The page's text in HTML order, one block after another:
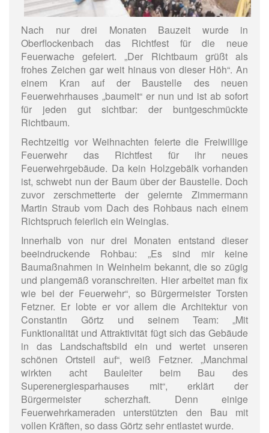
Nach nur drei Monaten Bauzeit wurde in
Oberflockenbach das Richtfest für die neue
Feuerwache gefeiert. „Der Richtbaum grüßt als
frohes Zeichen gar weit hinaus von dieser Höh“. An
einem Kran auf der Baustelle des neuen
Feuerwehrhauses „baumelt“ er nun und ist ab sofort
für jeden gut sichtbar: der buntgeschmückte
Richtbaum.
Rechtzeitig vor Weihnachten feierte die Freiwillige
Feuerwehr das Richtfest für ihr neues
Feuerwehrgebäude. Da kein Holzgebälk vorhanden
ist, schwebt nun der Baum über der Baustelle. Doch
zuvor zerschmetterte der gelernte Zimmermann
Martin Straub vom Dach des Rohbaus nach einem
Richtspruch feierlich ein Weinglas.
Innerhalb von nur drei Monaten entstand dieser
beeindruckende Rohbau: „Es sind mir keine
Baumaßnahmen in Weinheim bekannt, die so zügig
und plangemäß voranschreiten. Hier arbeitet man fix
wie bei der Feuerwehr“, so Bürgermeister Torsten
Fetzner. Er lobte er vor allem die Architektur von
Constantin Görtz und seinem Team: „Mit
Funktionalität und Attraktivität fügt sich das Gebäude
in das Landschaftsbild ein und wertet unseren
schönen Ortsteil auf“, weiß Fetzner. „Manchmal
wirkten acht Bauleiter beim Bau des
Superenergiesparhauses mit“, erklärt der
Bürgermeister scherzhaft. Denn einige
Feuerwehrkameraden unterstützten den Bau mit
vollen Kräften, so dass Görtz sehr entlastet wurde.